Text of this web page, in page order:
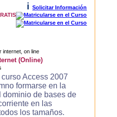
i
Solicitar Información
(Online)
curso Access 2007
formarse en la
dominio de bases de
en las
los tamaños.